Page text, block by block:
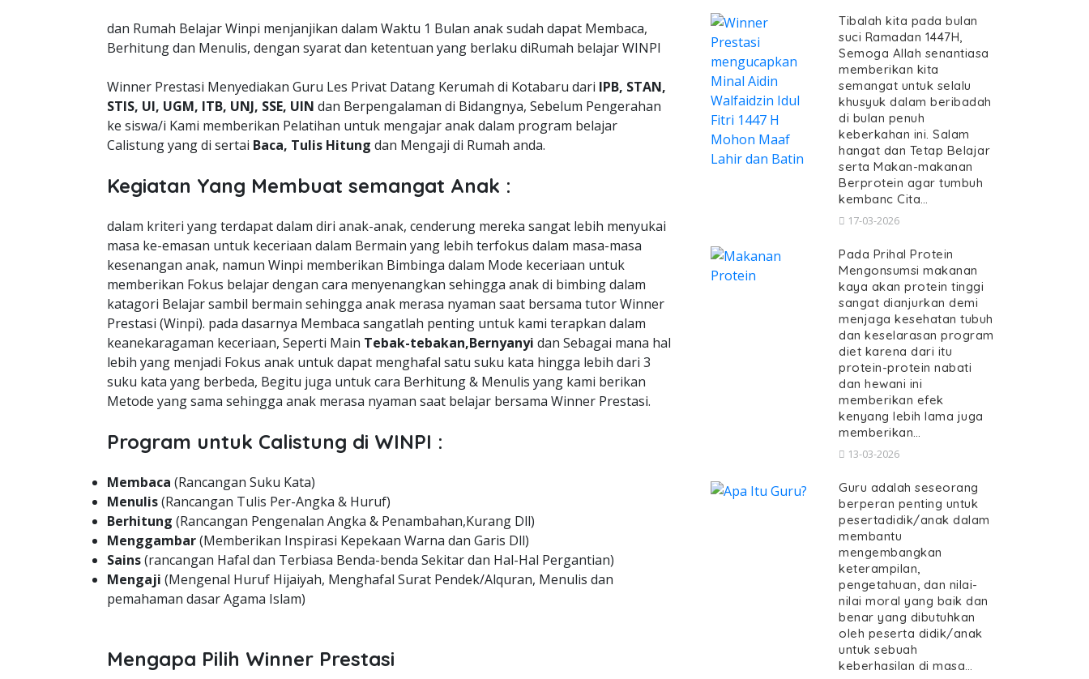
dan Rumah Belajar Winpi menjanjikan dalam Waktu 1 Bulan anak sudah dapat Membaca,
Berhitung dan Menulis, dengan syarat dan ketentuan yang berlaku diRumah belajar WINPI
Winner Prestasi Menyediakan Guru Les Privat Datang Kerumah di Kotabaru dari IPB, STAN,
STIS, UI, UGM, ITB, UNJ, SSE, UIN dan Berpengalaman di Bidangnya, Sebelum Pengerahan
ke siswa/i Kami memberikan Pelatihan untuk mengajar anak dalam program belajar
Calistung yang di sertai Baca, Tulis Hitung dan Mengaji di Rumah anda.
Kegiatan Yang Membuat semangat Anak :
dalam kriteri yang terdapat dalam diri anak-anak, cenderung mereka sangat lebih menyukai
masa ke-emasan untuk keceriaan dalam Bermain yang lebih terfokus dalam masa-masa
kesenangan anak, namun Winpi memberikan Bimbinga dalam Mode keceriaan untuk
memberikan Fokus belajar dengan cara menyenangkan sehingga anak di bimbing dalam
katagori Belajar sambil bermain sehingga anak merasa nyaman saat bersama tutor Winner
Prestasi (Winpi). pada dasarnya Membaca sangatlah penting untuk kami terapkan dalam
keanekaragaman keceriaan, Seperti Main Tebak-tebakan,Bernyanyi dan Sebagai mana hal
lebih yang menjadi Fokus anak untuk dapat menghafal satu suku kata hingga lebih dari 3
suku kata yang berbeda, Begitu juga untuk cara Berhitung & Menulis yang kami berikan
Metode yang sama sehingga anak merasa nyaman saat belajar bersama Winner Prestasi.
Program untuk Calistung di WINPI :
Membaca (Rancangan Suku Kata)
Menulis(Rancangan Tulis Per-Angka & Huruf)
Berhitung (Rancangan Pengenalan Angka & Penambahan,Kurang Dll)
Menggambar(Memberikan Inspirasi Kepekaan Warna dan Garis Dll)
Sains(rancangan Hafal dan Terbiasa Benda-benda Sekitar dan Hal-Hal Pergantian)
Mengaji (Mengenal Huruf Hijaiyah, Menghafal Surat Pendek/Alquran, Menulis dan
pemahaman dasar Agama Islam)
Mengapa Pilih Winner Prestasi
Tibalah kita pada bulan
suci Ramadan 1447H,
Semoga Allah senantiasa
memberikan kita
semangat untuk selalu
khusyuk dalam beribadah
di bulan penuh
keberkahan ini. Salam
hangat dan Tetap Belajar
serta Makan-makanan
Berprotein agar tumbuh
kembanc Cita…
17-03-2026
Pada Prihal Protein
Mengonsumsi makanan
kaya akan protein tinggi
sangat dianjurkan demi
menjaga kesehatan tubuh
dan keselarasan program
diet karena dari itu
protein-protein nabati
dan hewani ini
memberikan efek
kenyang lebih lama juga
memberikan…
13-03-2026
Guru adalah seseorang
berperan penting untuk
pesertadidik/anak dalam
membantu
mengembangkan
keterampilan,
pengetahuan, dan nilai-
nilai moral yang baik dan
benar yang dibutuhkan
oleh peserta didik/anak
untuk sebuah
keberhasilan di masa…